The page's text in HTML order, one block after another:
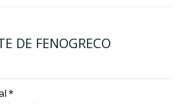
DE FENOGRECO
*